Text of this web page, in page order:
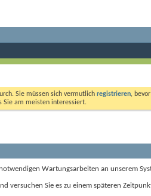
Sie müssen sich vermutlich registrieren,
Sie am meisten interessiert.
Wartungsarbeiten an unserem
versuchen Sie es zu einem späteren